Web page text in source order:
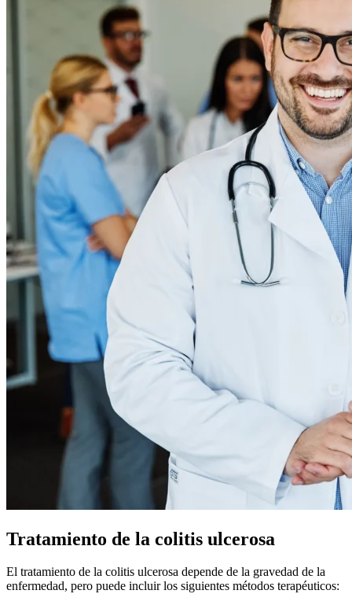
Tratamiento de la colitis ulcerosa
El tratamiento de la colitis ulcerosa depende de la gravedad de la
enfermedad, pero puede incluir los siguientes métodos terapéuticos: